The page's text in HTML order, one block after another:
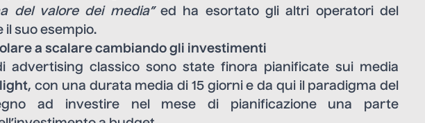
del valore dei media” ed ha esortato gli altri operatori del
il suo esempio.
a scalare cambiando gli investimenti
advertising classico sono state finora pianificate sui media
, con una durata media di 15 giorni e da qui il paradigma del
ad investire nel mese di pianificazione una parte